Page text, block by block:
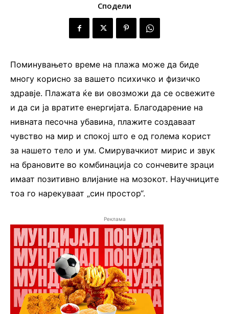
Сподели
Поминувањето време на плажа може да биде
многу корисно за вашето психичко и физичко
здравје. Плажата ќе ви овозможи да се освежите
и да си ја вратите енергијата. Благодарение на
нивната песочна убавина, плажите создаваат
чувство на мир и спокој што е од голема корист
за нашето тело и ум. Смирувачкиот мирис и звук
на брановите во комбинација со сончевите зраци
имаат позитивно влијание на мозокот. Научниците
тоа го нарекуваат „син простор“.
Реклама